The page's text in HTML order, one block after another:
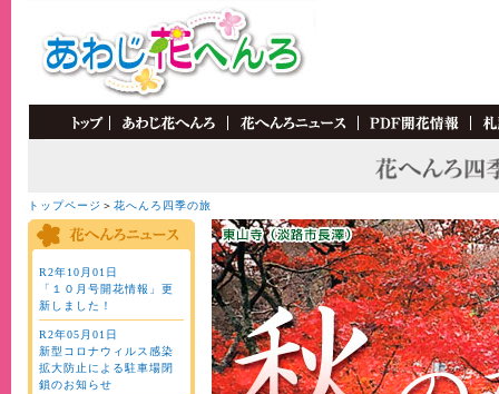
トップページ ＞ 花へんろ四季の旅
R2年10月01日
「１０月号開花情報」更
新しました！
R2年05月01日
新型コロナウィルス感染
拡大防止による駐車場閉
鎖のお知らせ